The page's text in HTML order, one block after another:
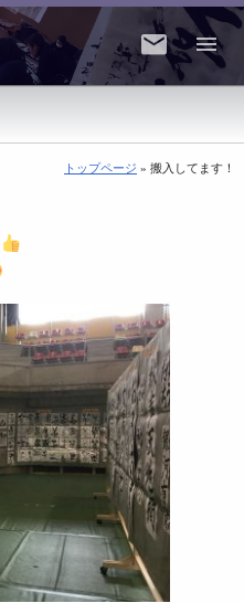
トップページ » 搬入してます！